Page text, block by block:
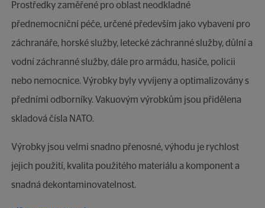
Prostředky zaměřené pro oblast neodkladné
přednemocniční péče, určené především jako vybavení pro
záchranáře, horské služby, letecké záchranné služby, důlní a
vodní záchranné služby, dále pro armádu, hasiče, policii
nebo nemocnice. Výrobky byly vyvíjeny a optimalizovány s
předními odborníky. Vakuovým výrobkům jsou přidělena
skladová čísla NATO.
Výrobky jsou velmi snadno přenosné, výhodu je rychlost
jejich použití, kvalita použitého materiálu a komponent a
snadná dekontaminovatelnost.